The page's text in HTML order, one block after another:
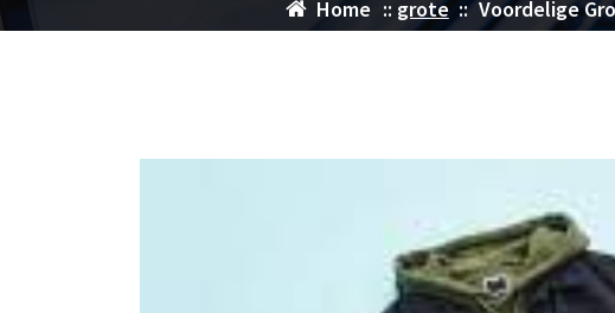
Home :: grote:: Voordelige